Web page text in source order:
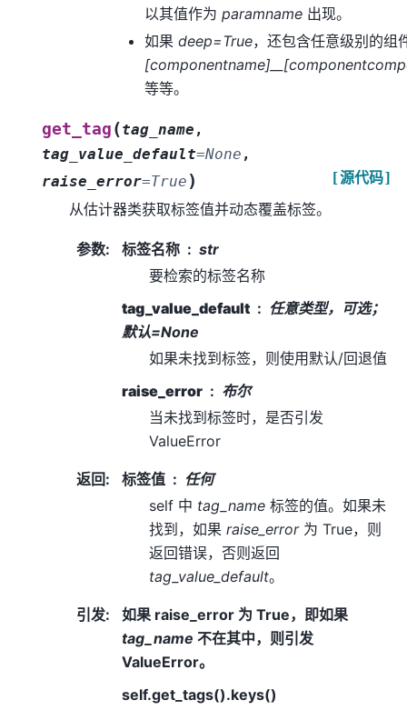
以其值作为 paramname 出现。
如果 deep=True，还包含任意级别的组
等等。
get_tag (tag_name ,
tag_value_default=None ,
raise_error=True ) [源代码]
从估计器类获取标签值并动态覆盖标签。
参数: 标签名称
str
要检索的标签名称
tag_value_default
任意类型，可选；
默认=None
如果未找到标签，则使用默认/回退值
raise_error
布尔
当未找到标签时，是否引发
ValueError
返回: 标签值
任何
self 中 tag_name 标签的值。如果未
找到，如果 raise_error为 True，则
返回错误，否则返回
tag_value_default。
引发:
如果 raise_error 为 True，即如果
tag_name 不在其中，则引发
ValueError。
self.get_tags().keys()